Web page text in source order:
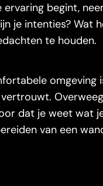
begint,
je intenties? Wat
te houden.
dat je weet wat
van een